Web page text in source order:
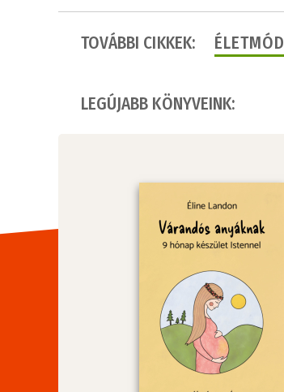
TOVÁBBI CIKKEK: ÉLETMÓD
LEGÚJABB KÖNYVEINK: